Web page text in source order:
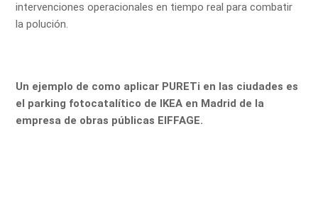
intervenciones operacionales en tiempo real para combatir
la polución.
Un ejemplo de como aplicar PURETi en las ciudades es
el parking fotocatalítico de IKEA en Madrid de la
empresa de obras públicas EIFFAGE.